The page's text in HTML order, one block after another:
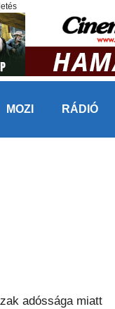
MOZI RÁDIÓ